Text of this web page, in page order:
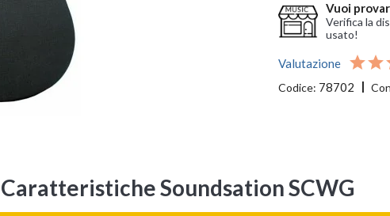
Vuoi
Verifica la
usato!
Valutazione
Codice: 78702
Caratteristiche Soundsation SCWG